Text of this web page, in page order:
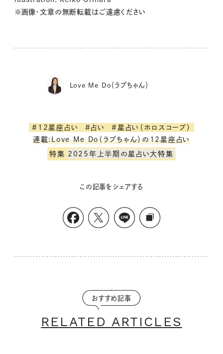
※画像・文章の無断転載はご遠慮ください
Love Me Do（ラブちゃん）
#12星座占い #占い
#星占い（ホロスコープ）
連載:Love Me Do（ラブちゃん）の12星座占い
特集 2025年上半期の星占い大特集
この記事をシェアする
おすすめ記事
RELATED ARTICLES